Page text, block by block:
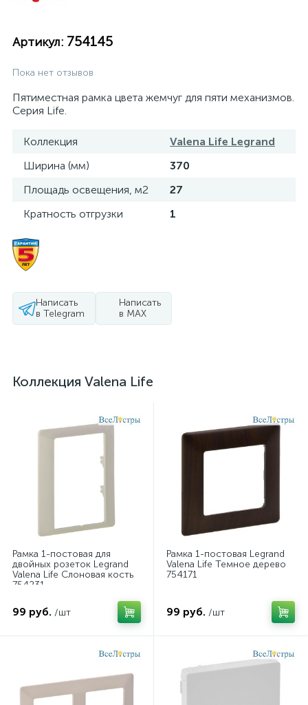
Артикул: 754145
Пока нет отзывов
Пятиместная рамка цвета жемчуг для пяти механизмов.
Серия Life.
Коллекция
Valena Life Legrand
Ширина (мм)
370
Площадь освещения, м2
27
Кратность отгрузки
1
Написать
в Telegram
Написать
в MAX
Коллекция Valena Life
Рамка 1-постовая для
двойных розеток Legrand
Valena Life Слоновая кость
754231
99 руб. /шт
Рамка 1-постовая Legrand
Valena Life Темное дерево
754171
99 руб. /шт